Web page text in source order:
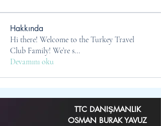
Hakkında
Hi there! Welcome to the Turkey Travel
Club Family! We’re s...
Devamını oku
TTC DANIŞMANLIK
OSMAN BURAK YAVUZ